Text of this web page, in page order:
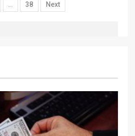
38 Next